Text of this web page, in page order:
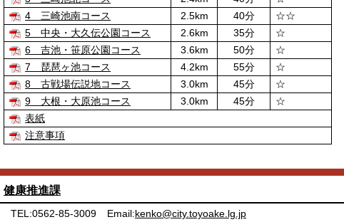
4 三崎池南コース
2.5km 40分
☆☆
5 中央・大久伝公園コース
2.6km 35分
☆
6 吉池・笹原公園コース
3.6km 50分
☆
7 琵琶ヶ池コース
4.2km 55分
☆
8 古戦場伝説地コース
3.0km 45分
☆
9 大根・大原池コース
3.0km 45分
☆
表紙
注意事項
健康推進課
TEL:0562-85-3009 Email:kenko@city.toyoake.lg.jp